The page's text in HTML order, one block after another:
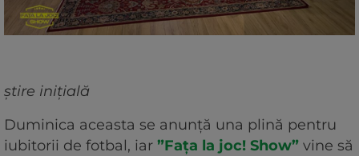
știre inițială
Duminica aceasta se anunță una plină pentru
iubitorii de fotbal, iar ”Fața la joc! Show” vine să